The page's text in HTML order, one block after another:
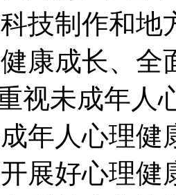
技制作和地
康成长、全
视未成年人
年人心理
展好心理健